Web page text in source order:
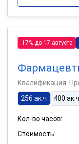
-17% до 17 августа
Квалификация:
256 ак.ч
400 ак.ч
Кол-во часов:
Стоимость: